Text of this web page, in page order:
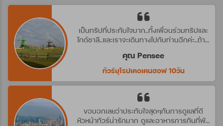
เป็นทริปที่ประทับใจมาก..ทั้งเพื่อนร่วมทริปและ
ไกด์ชาลี..และเราจะเดินทางไปกับท่านอีกค่ะ..ถ้ามี
คุณ Pensee
ทัวร์ยุโรปเคอเคนฮอฟ 10วัน
ขอบอกเลยว่าประทับใจสุดๆกับการดูแลที่ดี
หัวหน้าทัวร์น่ารักมาก ดูและอาหารการกินที่พัก